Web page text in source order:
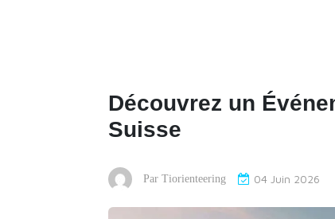
Découvrez un
Suisse
Par Tiorienteering 04 Juin 2026